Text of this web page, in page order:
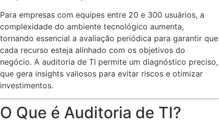
Para empresas com equipes entre 20 e 300 usuários, a
complexidade do ambiente tecnológico aumenta,
tornando essencial a avaliação periódica para garantir que
cada recurso esteja alinhado com os objetivos do
negócio. A auditoria de TI permite um diagnóstico preciso,
que gera insights valiosos para evitar riscos e otimizar
investimentos.
O Que é Auditoria de TI?